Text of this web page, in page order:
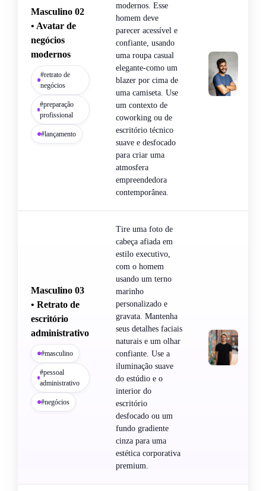
Masculino 02
• Avatar de
negócios
modernos
#retrato de
negócios
#preparação
profissional
#lançamento
modernos. Esse
homem deve
parecer acessível e
confiante, usando
uma roupa casual
elegante-como um
blazer por cima de
uma camiseta. Use
um contexto de
coworking ou de
escritório técnico
suave e desfocado
para criar uma
atmosfera
empreendedora
contemporânea.
Masculino 03
• Retrato de
escritório
administrativo
#masculino
#pessoal
administrativo
#negócios
Tire uma foto de
cabeça afiada em
estilo executivo,
com o homem
usando um terno
marinho
personalizado e
gravata. Mantenha
seus detalhes faciais
naturais e um olhar
confiante. Use a
iluminação suave
do estúdio e o
interior do
escritório
desfocado ou um
fundo gradiente
cinza para uma
estética corporativa
premium.